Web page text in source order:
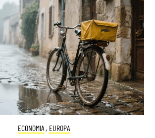
ECONOMIA , EUROPA